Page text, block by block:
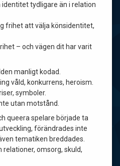
tydligare än i relation
frihet att välja könsidentitet,
– och vägen dit har varit
manligt kodad.
våld, konkurrens, heroism.
symboler.
utan motstånd.
queera spelare började ta
förändrades inte
tematiken breddades.
omsorg, skuld,